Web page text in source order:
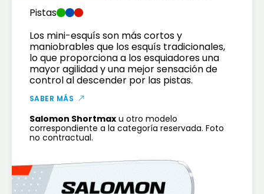
Pistas
Los mini-esquís son más cortos y
maniobrables que los esquís tradicionales,
lo que proporciona a los esquiadores una
mayor agilidad y una mejor sensación de
control al descender por las pistas.
SABER MÁS
Salomon Shortmax u otro modelo
correspondiente a la categoría reservada. Foto
no contractual.